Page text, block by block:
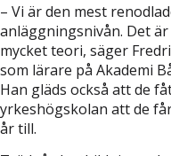
– Vi är den mest
anläggningsnivån. Det
mycket teori, säger
som lärare på Akademi
Han gläds också att de
yrkeshögskolan att de
år till.